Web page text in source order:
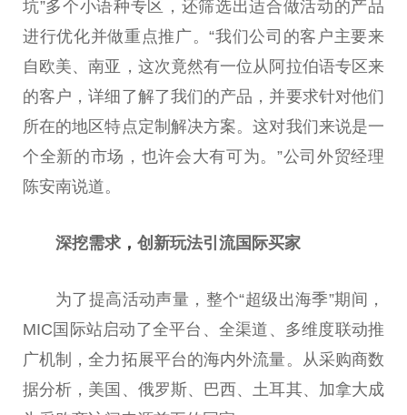
坑”多个小语种专区，还筛选出适合做活动的产品
进行优化并做重点推广。“我们公司的客户主要来
自欧美、南亚，这次竟然有一位从阿拉伯语专区来
的客户，详细了解了我们的产品，并要求针对他们
所在的地区特点定制解决方案。这对我们来说是一
个全新的市场，也许会大有可为。”公司外贸经理
陈安南说道。
深挖需求 ， 创新玩法引流国际买家
为了提高活动声量，整个“超级出海季”期间，
MIC国际站启动了全平台、全渠道、多维度联动推
广机制，全力拓展平台的海内外流量。从采购商数
据分析，美国、俄罗斯、巴西、土耳其、加拿大成